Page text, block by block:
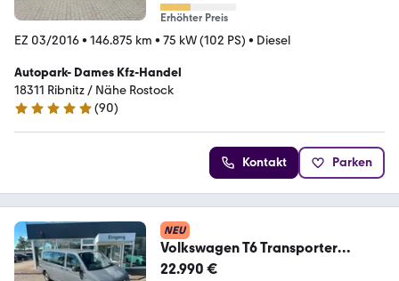
Erhöhter Preis
EZ 03/2016• 146.875 km • 75 kW (102 PS) • Diesel
Autopark- Dames Kfz-Handel
18311 Ribnitz / Nähe Rostock
4.9 Sterne
(90)
Kontakt Parken
NEU
Volkswagen T6 Transporter
Kasten-Kombi 9 Sitzer
22.990 €